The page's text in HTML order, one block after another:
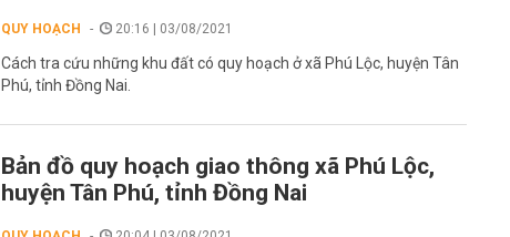
QUY HOẠCH 20:16 | 03/08/2021
Cách tra cứu những khu đất có quy hoạch ở xã Phú Lộc, huyện Tân
Phú, tỉnh Đồng Nai.
Bản đồ quy hoạch giao thông xã Phú Lộc,
huyện Tân Phú, tỉnh Đồng Nai